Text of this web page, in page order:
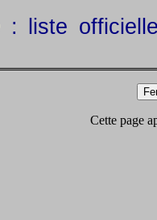
: liste
Cette page